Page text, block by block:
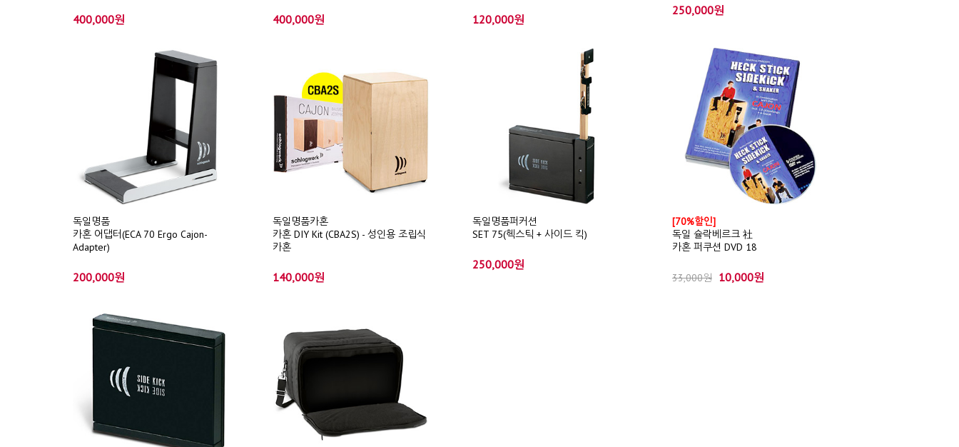
400,000원 400,000원 120,000원
250,000원
독일명품
카혼 어댑터(ECA 70 Ergo Cajon-
Adapter)
200,000원
독일명품카혼
카혼 DIY Kit (CBA2S) - 성인용 조립식
카혼
140,000원
독일명품퍼커션
SET 75(헥스틱 + 사이드 킥)
250,000원
[70%할인]
독일 슐락베르크 社
카혼 퍼쿠션 DVD 18
33,000원 10,000원